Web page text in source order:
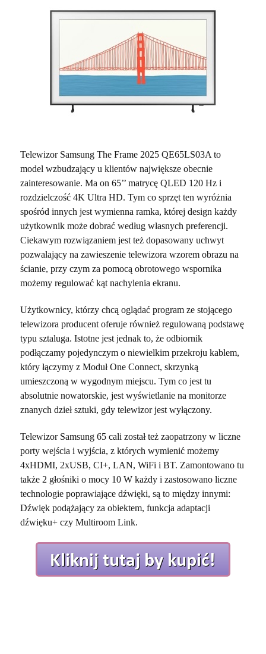
Telewizor Samsung The Frame 2025 QE65LS03A to
model wzbudzający u klientów największe obecnie
zainteresowanie. Ma on 65’’ matrycę QLED 120 Hz i
rozdzielczość 4K Ultra HD. Tym co sprzęt ten wyróżnia
spośród innych jest wymienna ramka, której design każdy
użytkownik może dobrać według własnych preferencji.
Ciekawym rozwiązaniem jest też dopasowany uchwyt
pozwalający na zawieszenie telewizora wzorem obrazu na
ścianie, przy czym za pomocą obrotowego wspornika
możemy regulować kąt nachylenia ekranu.
Użytkownicy, którzy chcą oglądać program ze stojącego
telewizora producent oferuje również regulowaną podstawę
typu sztaluga. Istotne jest jednak to, że odbiornik
podłączamy pojedynczym o niewielkim przekroju kablem,
który łączymy z Moduł One Connect, skrzynką
umieszczoną w wygodnym miejscu. Tym co jest tu
absolutnie nowatorskie, jest wyświetlanie na monitorze
znanych dzieł sztuki, gdy telewizor jest wyłączony.
Telewizor Samsung 65 cali został też zaopatrzony w liczne
porty wejścia i wyjścia, z których wymienić możemy
4xHDMI, 2xUSB, CI+, LAN, WiFi i BT. Zamontowano tu
także 2 głośniki o mocy 10 W każdy i zastosowano liczne
technologie poprawiające dźwięki, są to między innymi:
Dźwięk podążający za obiektem, funkcja adaptacji
dźwięku+ czy Multiroom Link.